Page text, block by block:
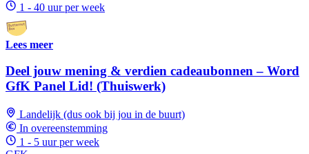
1 - 40 uur per week
Lees meer
Deel jouw mening & verdien cadeaubonnen – Word
GfK Panel Lid! (Thuiswerk)
Landelijk (dus ook bij jou in de buurt)
In overeenstemming
1 - 5 uur per week